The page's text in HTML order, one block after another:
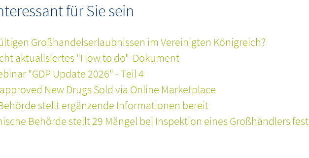
für Sie sein
Großhandelserlaubnissen im Vereinigten Königreich?
aktualisiertes "How to do"-Dokument
"GDP Update 2026" - Teil 4
New Drugs Sold via Online Marketplace
stellt ergänzende Informationen bereit
Behörde stellt 29 Mängel bei Inspektion eines Großhändlers fest